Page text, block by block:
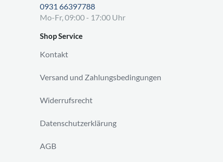
0931 66397788
Mo-Fr, 09:00 - 17:00 Uhr
Shop Service
Kontakt
Versand und Zahlungsbedingungen
Widerrufsrecht
Datenschutzerklärung
AGB